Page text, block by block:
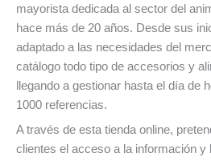
mayorista dedicada al sector del
hace más de 20 años. Desde sus
adaptado a las necesidades del
catálogo todo tipo de accesorios y
llegando a gestionar hasta el día de
1000 referencias.
A través de esta tienda online,
clientes el acceso a la información y